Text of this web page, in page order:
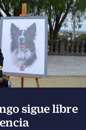
sigue libre